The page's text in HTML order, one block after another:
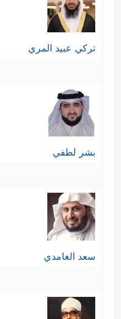
تركي عبيد المري
بشر لطفي
سعد الغامدي